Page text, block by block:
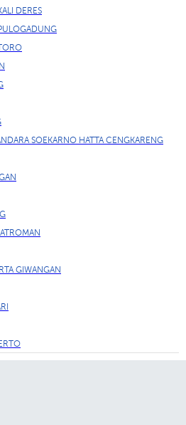
DERES
SOEKARNO HATTA CENGKARENG
GIWANGAN